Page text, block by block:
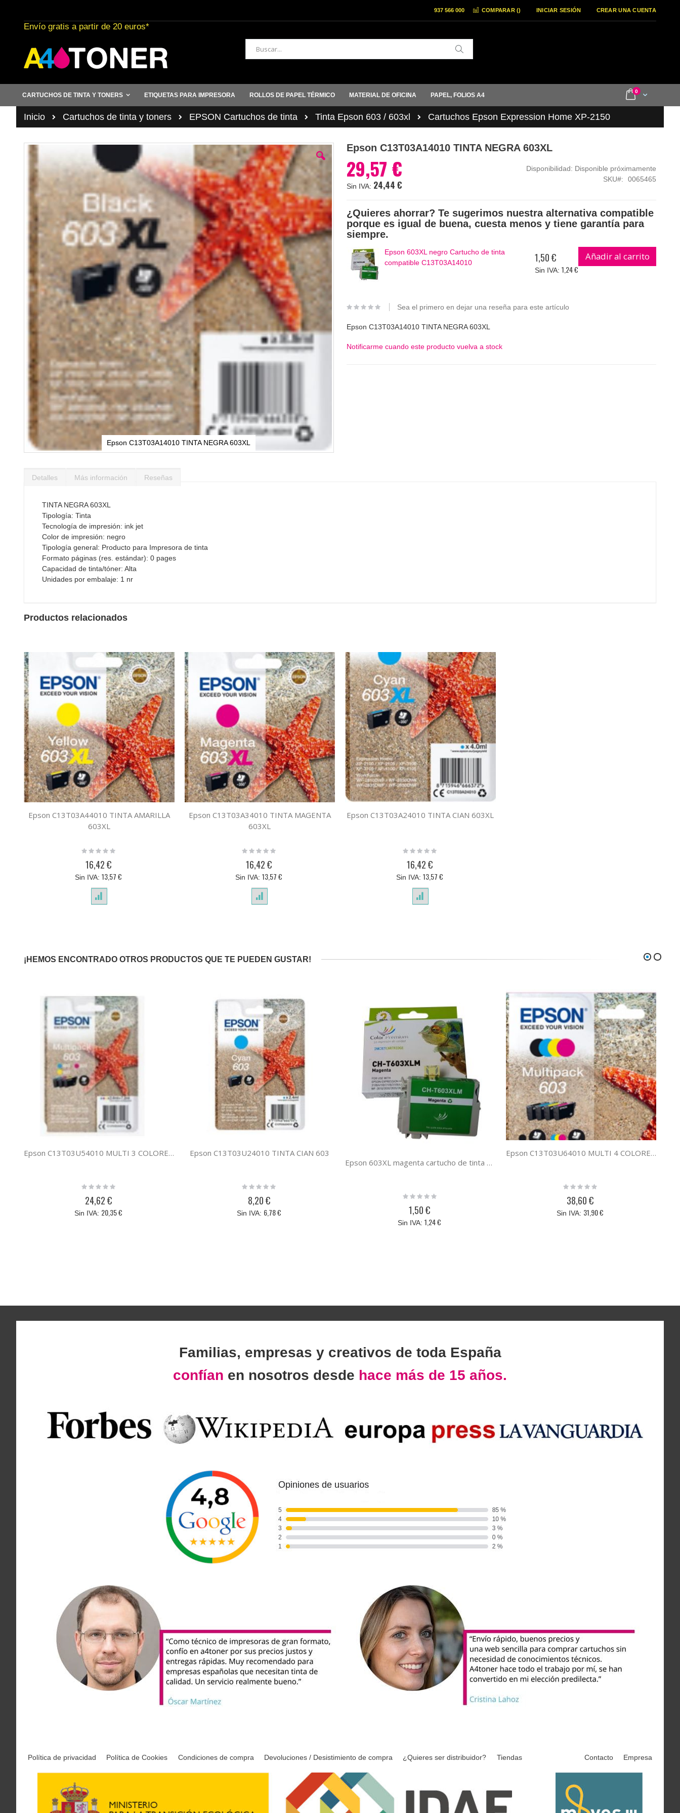
al
contenido
COMPARAR () INICIAR SESIÓN CREAR UNA CUENTA
937 566 000
Envío gratis a partir de 20 euros*
Buscar
Cart
0items
CARTUCHOS DE TINTA Y TONERS ETIQUETAS PARA IMPRESORA ROLLOS DE PAPEL TÉRMICO MATERIAL DE OFICINA PAPEL, FOLIOS A4
Inicio Cartuchos de tinta y toners EPSON Cartuchos de tinta Tinta Epson 603 / 603xl Cartuchos Epson Expression Home XP-2150
Saltar
final
galería
de
imágenes
Epson C13T03A14010 TINTA NEGRA 603XL
comienzo
galería
imágenes
Epson C13T03A14010 TINTA NEGRA 603XL
29,57 €
24,44 €
Disponibilidad: Disponible próximamente
SKU
0065465
¿Quieres ahorrar? Te sugerimos nuestra alternativa compatible
porque es igual de buena, cuesta menos y tiene garantía para
siempre.
Epson 603XL negro Cartucho de tinta
compatible C13T03A14010
1,50 €
1,24 €
Añadir al carrito
Sea el primero en dejar una reseña para este artículo
Epson C13T03A14010 TINTA NEGRA 603XL
Notificarme cuando este producto vuelva a stock
Detalles
TINTA NEGRA 603XL
Tipología: Tinta
Tecnología de impresión: ink jet
Color de impresión: negro
Tipología general: Producto para Impresora de tinta
Formato páginas (res. estándar): 0 pages
Capacidad de tinta/tóner: Alta
Unidades por embalaje: 1 nr
Más información Reseñas
Productos relacionados
Epson C13T03A44010 TINTA AMARILLA
603XL
Rating:
16,42 €
13,57 €
Epson C13T03A34010 TINTA MAGENTA
603XL
Rating:
16,42 €
13,57 €
Epson C13T03A24010 TINTA CIAN 603XL
Rating:
16,42 €
13,57 €
¡HEMOS ENCONTRADO OTROS PRODUCTOS QUE TE PUEDEN GUSTAR!
Epson C13T03U54010 MULTI 3 COLORES 603
Rating:
24,62 €
20,35 €
Epson C13T03U24010 TINTA CIAN 603
Rating:
8,20 €
6,78 €
Epson 603XL magenta cartucho de tinta compatible C13T03A34010
Rating:
1,50 €
1,24 €
Epson C13T03U64010 MULTI 4 COLORES 603
Rating:
38,60 €
31,90 €
Familias, empresas y creativos de toda España
confían en nosotros desde hace más de 15 años.
Política de privacidad Política de Cookies Condiciones de compra Devoluciones / Desistimiento de compra ¿Quieres ser distribuidor? Tiendas Contacto Empresa